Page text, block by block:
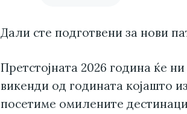
Дали сте подготвени за нови
Претстојната 2026 година ќе
викенди од годината којашто
посетиме омилените